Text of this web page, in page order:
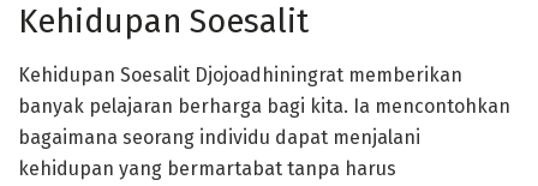
Kehidupan Soesalit
Kehidupan Soesalit Djojoadhiningrat memberikan
banyak pelajaran berharga bagi kita. Ia mencontohkan
bagaimana seorang individu dapat menjalani
kehidupan yang bermartabat tanpa harus